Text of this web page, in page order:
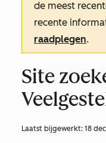
de meest
recente
raadplegen.
Site
Laatst bijgewerkt: 18